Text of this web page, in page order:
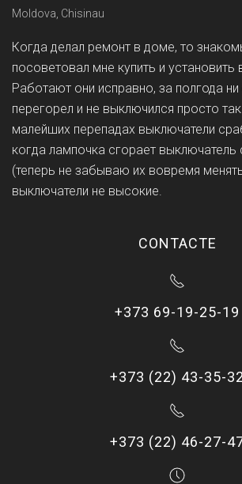
Moldova, Chisinau
Когда делал ремонт в доме, то
посоветовал мне купить и установить
Работают они исправно, за полгода ни
перегорел и не выключился просто
малейших перепадах выключатели
когда лампочка сгорает выключатель
(теперь не забываю их вовремя
выключатели не высокие.
CONTACTE
+373 69-19-25-19
+373 (22) 43-35-32
+373 (22) 46-27-